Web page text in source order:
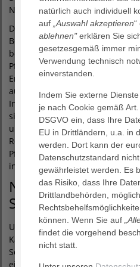
Neurochirurgie.
Die weitere Versorgung der
Bethesda erfolgt dann durch
bestehend aus Neurologen,
Pflegepersonal, Logopäden,
Ergotherapeuten und
auf der „Stroke Unit“ oder im
Intensivstation. Mitarbeitende
sich im Rahmen des
um die Organisation der
Rehabilitation,
Pflegegruppe oder auch um die
institutionalisierten
Neue Methode der
Um erneute Schlaganfälle zu
Kardiologischen Zentrum
Schlaganfallursache bei
ein „Loch in der
natürlich auch individuell
auf „Auswahl akzeptieren“
ablehnen"erklären Sie
gesetzesgemäß immer
Verwendung technisch
einverstanden.
Indem Sie externe
je nach Cookie gemäß
DSGVO ein, dass Ihre
EU in Drittländern, u.a. in
werden. Dort kann der
Datenschutzstandard
gewährleistet werden. Es
das Risiko, dass Ihre
Drittlandbehörden,
können. Wenn Sie auf
findet die vorgehend
nicht statt.